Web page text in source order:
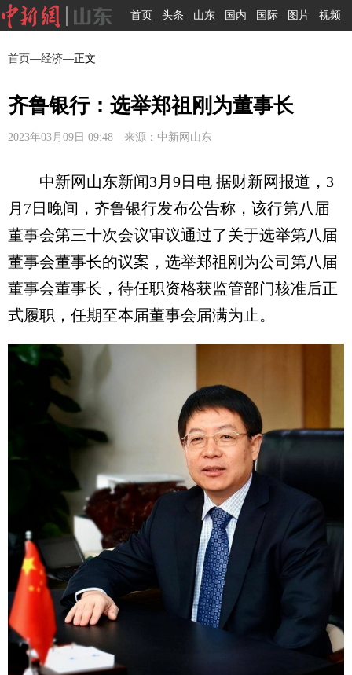
首页 头条 山东 国内 国际 图片 视频
首页—经济—正文
齐鲁银行：选举郑祖刚为董事长
2023年03月09日 09:48 来源：中新网山东
中新网山东新闻3月9日电 据财新网报道，3
月7日晚间，齐鲁银行发布公告称，该行第八届
董事会第三十次会议审议通过了关于选举第八届
董事会董事长的议案，选举郑祖刚为公司第八届
董事会董事长，待任职资格获监管部门核准后正
式履职，任期至本届董事会届满为止。